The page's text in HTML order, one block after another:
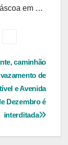
em …
caminhão
de
e Avenida
Dezembro é
interditada